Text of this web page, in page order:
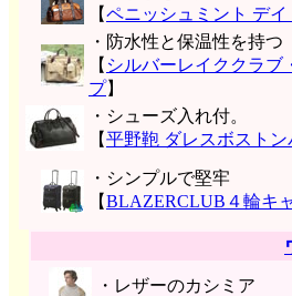
【ペニッシュミント デイ
・防水性と保温性を持つ
【 シルバーレイククラブ
プ】
・シューズ入れ付。
【平野鞄 ダレスボストン
・シンプルで堅牢
【BLAZERCLUB４輪キ
・レザーのカシミア